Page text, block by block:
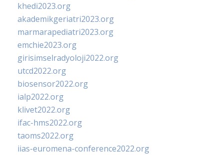
khedi2023.org
akademikgeriatri2023.org
marmarapediatri2023.org
emchie2023.org
girisimselradyoloji2022.org
utcd2022.org
biosensor2022.org
ialp2022.org
klivet2022.org
ifac-hms2022.org
taoms2022.org
iias-euromena-conference2022.org